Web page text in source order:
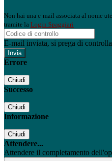
Non hai una e-mail associata al nome
tramite la Login Spaggiari
E-mail inviata, si prega di
Errore
Chiudi
Successo
Chiudi
Informazione
Chiudi
Attendere...
Attendere il completamento